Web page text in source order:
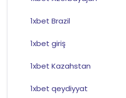
1xbet Brazil
1xbet giriş
1xbet Kazahstan
1xbet qeydiyyat